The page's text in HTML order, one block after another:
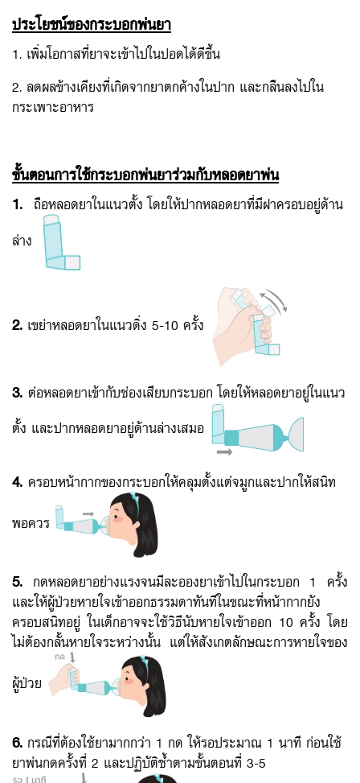
ประโยชน์ของกระบอกพ่นยา
1. เพิ่มโอกาสที่ยาจะเข้าไปในปอดได้ดีขึ้น
2. ลดผลข้างเคียงที่เกิดจากยาตกค้างในปาก และกลืนลงไปใน
กระเพาะอาหาร
ขั้นตอนการใช้กระบอกพ่นยาร่วมกับหลอดยาพ่น
1. ถือหลอดยาในแนวตั้ง โดยให้ปากหลอดยาที่มีฝาครอบอยู่ด้าน
ล่าง
2. เขย่าหลอดยาในแนวดิ่ง 5-10 ครั้ง
3. ต่อหลอดยาเข้ากับช่องเสียบกระบอก โดยให้หลอดยาอยู่ในแนว
ตั้ง และปากหลอดยาอยู่ด้านล่างเสมอ
4. ครอบหน้ากากของกระบอกให้คลุมตั้งแต่จมูกและปากให้สนิท
พอควร
5. กดหลอดยาอย่างแรงจนมีละอองยาเข้าไปในกระบอก 1 ครั้ง
และให้ผู้ป่วยหายใจเข้าออกธรรมดาทันทีในขณะที่หน้ากากยัง
ครอบสนิทอยู่ ในเด็กอาจจะใช้วิธีนับหายใจเข้าออก 10 ครั้ง โดย
ไม่ต้องกลั้นหายใจระหว่างนั้น แต่ให้สังเกตลักษณะการหายใจของ
ผู้ป่วย
6. กรณีที่ต้องใช้ยามากกว่า 1 กด ให้รอประมาณ 1 นาที ก่อนใช้
ยาพ่นกดครั้งที่ 2 และปฏิบัติซ้ำตามขั้นตอนที่ 3-5